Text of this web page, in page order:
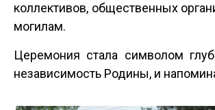
коллективов, общественных
могилам.
Церемония стала символом
независимость Родины, и